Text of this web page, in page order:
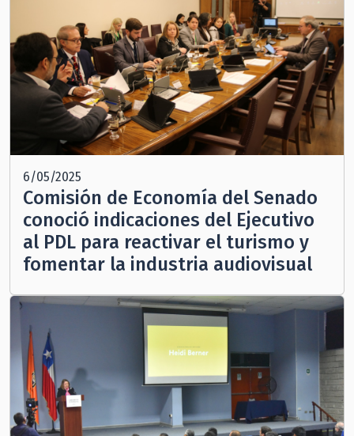
6/05/2025
Comisión de Economía del Senado
conoció indicaciones del Ejecutivo
al PDL para reactivar el turismo y
fomentar la industria audiovisual